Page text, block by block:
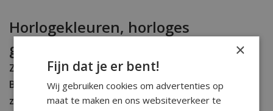
Horlogekleuren, horloges
gesorteerd op kleur
Zoek je een horloge in een bepaalde kleur?
Bijvoorbeeld een heren- of dameshorloge met een
zwarte kast of een zilverkleurige kast? Die vind je in
×
Fijn dat je er bent!
Wij gebruiken cookies om advertenties op
maat te maken en ons websiteverkeer te